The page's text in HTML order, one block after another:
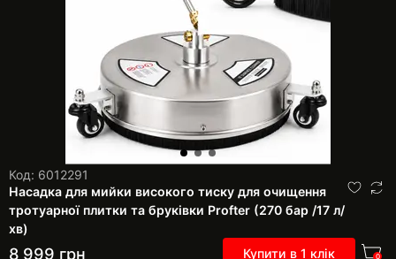
Код: 6012291
Насадка для мийки високого тиску для очищення
тротуарної плитки та бруківки Profter (270 бар /17 л/
хв)
8 999 грн Купити в 1 клік 0